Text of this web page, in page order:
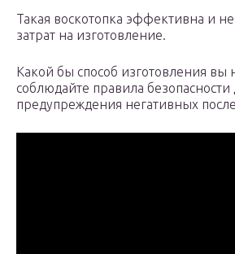
Такая воскотопка эффективна и
затрат на изготовление.
Какой бы способ изготовления вы
соблюдайте правила безопасности
предупреждения негативных